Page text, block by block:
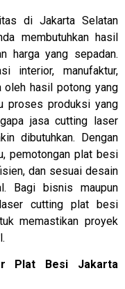
di Jakarta Selatan
membutuhkan hasil
harga yang sepadan.
interior, manufaktur,
oleh hasil potong yang
proses produksi yang
jasa cutting laser
dibutuhkan. Dengan
pemotongan plat besi
dan sesuai desain
Bagi bisnis maupun
cutting plat besi
memastikan proyek
Plat Besi Jakarta